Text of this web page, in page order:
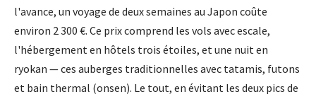
l'avance, un voyage de deux semaines au Japon coûte
environ 2 300 €. Ce prix comprend les vols avec escale,
l'hébergement en hôtels trois étoiles, et une nuit en
ryokan — ces auberges traditionnelles avec tatamis, futons
et bain thermal (onsen). Le tout, en évitant les deux pics de